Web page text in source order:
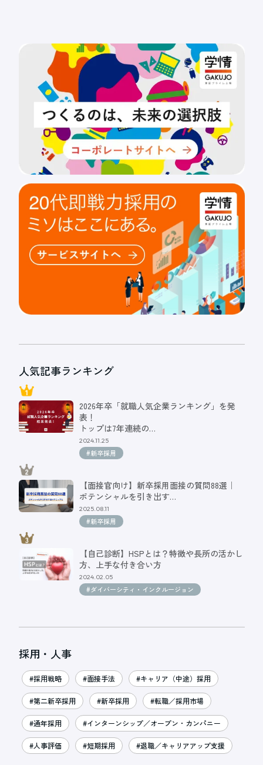
人気記事ランキング
2026年卒「就職人気企業ランキング」を発
表！
トップは7年連続の…
2024.11.25
#新卒採用
【面接官向け】新卒採用面接の質問88選｜
ポテンシャルを引き出す…
2025.08.11
#新卒採用
【自己診断】HSPとは？特徴や長所の活かし
方、上手な付き合い方
2024.02.05
#ダイバーシティ・インクルージョン
採用・人事
#採用戦略 #面接手法 #キャリア（中途）採用
#第二新卒採用 #新卒採用 #転職／採用市場
#通年採用 #インターンシップ／オープン・カンパニー
#人事評価 #短期採用 #退職／キャリアアップ支援